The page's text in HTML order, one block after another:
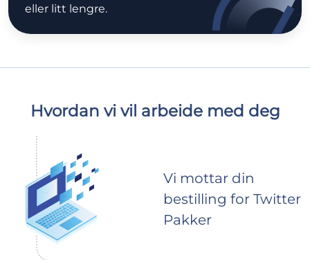
eller litt lengre.
Hvordan vi vil arbeide med deg
Vi mottar din
bestilling for Twitter
Pakker